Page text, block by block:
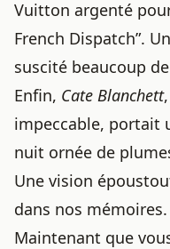
Vuitton argenté
French Dispatch”.
suscité beaucoup
Enfin, Cate Blanchett
impeccable, portait
nuit ornée de
Une vision
dans nos mémoires.
Maintenant que